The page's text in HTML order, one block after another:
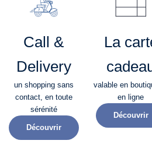
Call &
Delivery
un shopping sans
contact, en toute
sérénité​
Découvrir
La
valable en
en ligne
Découvrir